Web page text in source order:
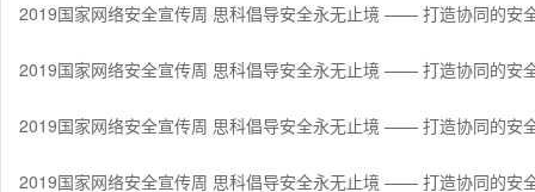
2019国家网络安全宣传周 思科倡导安全永无止境 —— 打造协同的安
2019国家网络安全宣传周 思科倡导安全永无止境 —— 打造协同的安
2019国家网络安全宣传周 思科倡导安全永无止境 —— 打造协同的安
2019国家网络安全宣传周 思科倡导安全永无止境 —— 打造协同的安